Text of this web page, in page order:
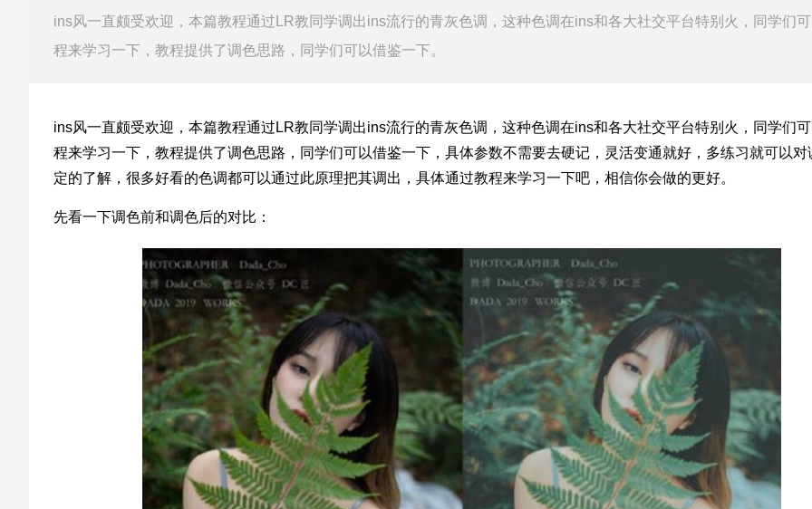
ins风一直颇受欢迎，本篇教程通过LR教同学调出ins流行的青灰色调，这种色调在ins和各大社交平台特别火，同学们
程来学习一下，教程提供了调色思路，同学们可以借鉴一下。
ins风一直颇受欢迎，本篇教程通过LR教同学调出ins流行的青灰色调，这种色调在ins和各大社交平台特别火，同学们
程来学习一下，教程提供了调色思路，同学们可以借鉴一下，具体参数不需要去硬记，灵活变通就好，多练习就可以对
定的了解，很多好看的色调都可以通过此原理把其调出，具体通过教程来学习一下吧，相信你会做的更好。
先看一下调色前和调色后的对比：